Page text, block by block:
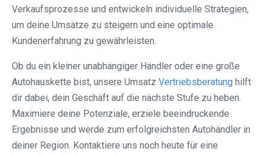
Verkaufsprozesse und entwickeln individuelle Strategien,
um deine Umsätze zu steigern und eine optimale
Kundenerfahrung zu gewährleisten.
Ob du ein kleiner unabhängiger Händler oder eine große
Autohauskette bist, unsere Umsatz Vertriebsberatung hilft
dir dabei, dein Geschäft auf die nächste Stufe zu heben.
Maximiere deine Potenziale, erziele beeindruckende
Ergebnisse und werde zum erfolgreichsten Autohändler in
deiner Region. Kontaktiere uns noch heute für eine